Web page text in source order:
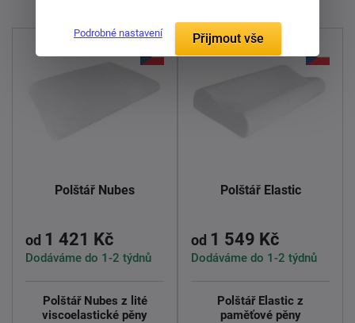
Polštář Nubes
od 1 421 Kč
Dodáváme do 1-2 týdnů
Polštář Nubes z lité
viscoelastické pěny
Polštář Elastic
od 1 549 Kč
Dodáváme do 1-2 týdnů
Polštář Elastic z
paměťové pěny
Podrobné nastavení Přijmout vše